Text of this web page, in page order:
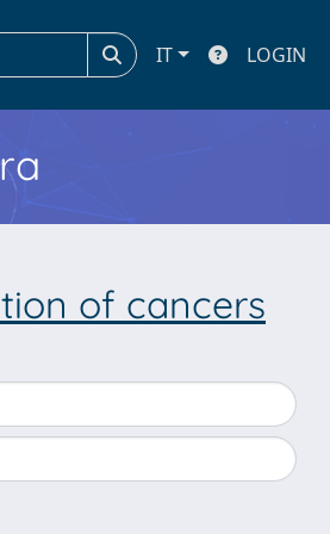
IT LOGIN
of cancers